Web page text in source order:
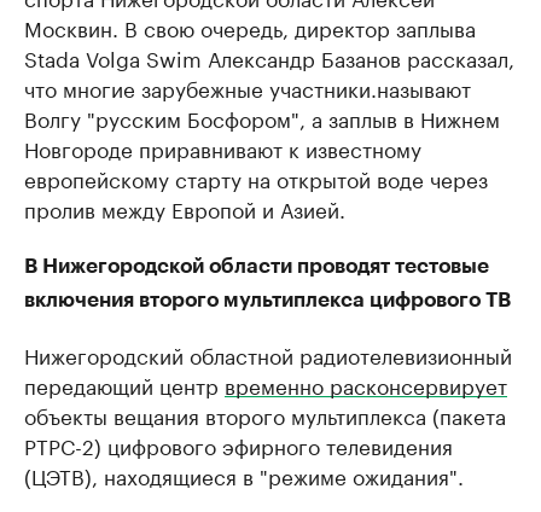
Москвин. В свою очередь, директор заплыва
Stada Volga Swim Александр Базанов рассказал,
что многие зарубежные участники.называют
Волгу "русским Босфором", а заплыв в Нижнем
Новгороде приравнивают к известному
европейскому старту на открытой воде через
пролив между Европой и Азией.
В Нижегородской области проводят тестовые
включения второго мультиплекса цифрового ТВ
Нижегородский областной радиотелевизионный
передающий центр временно расконсервирует
объекты вещания второго мультиплекса (пакета
РТРС-2) цифрового эфирного телевидения
(ЦЭТВ), находящиеся в "режиме ожидания".